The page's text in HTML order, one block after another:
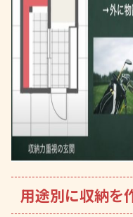
用途別に収納を